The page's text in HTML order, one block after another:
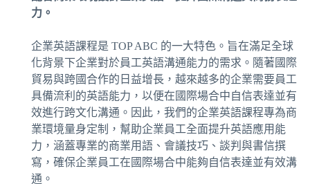
力。
企業英語課程是 TOP ABC 的一大特色。旨在滿足全球
化背景下企業對於員工英語溝通能力的需求。隨著國際
貿易與跨國合作的日益增長，越來越多的企業需要員工
具備流利的英語能力，以便在國際場合中自信表達並有
效進行跨文化溝通。因此，我們的企業英語課程專為商
業環境量身定制，幫助企業員工全面提升英語應用能
力，涵蓋專業的商業用語、會議技巧、談判與書信撰
寫，確保企業員工在國際場合中能夠自信表達並有效溝
通。